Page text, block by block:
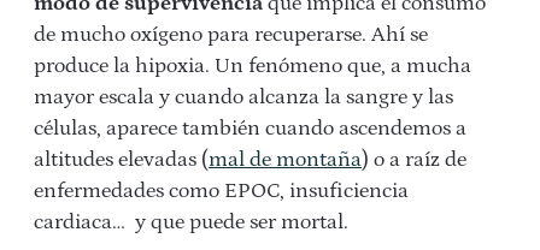
de mucho oxígeno para recuperarse. Ahí se
produce la hipoxia. Un fenómeno que, a mucha
mayor escala y cuando alcanza la sangre y las
células, aparece también cuando ascendemos a
altitudes elevadas (mal de montaña) o a raíz de
enfermedades como EPOC, insuficiencia
cardiaca… y que puede ser mortal.